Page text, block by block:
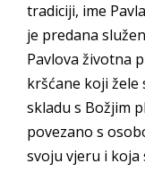
tradiciji, ime
je predana
Pavlova životna
kršćane koji
skladu s Božjim
povezano s
svoju vjeru i koja